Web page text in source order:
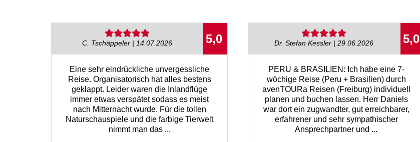
5,0
C. Tschäppeler | 14.07.2026
Eine sehr eindrückliche unvergessliche
Reise. Organisatorisch hat alles bestens
geklappt. Leider waren die Inlandflüge
immer etwas verspätet sodass es meist
nach Mitternacht wurde. Für die tollen
Naturschauspiele und die farbige Tierwelt
nimmt man das ...
5,0
Dr. Stefan Kessler | 29.06.2026
PERU & BRASILIEN: Ich habe eine 7-
wöchige Reise (Peru + Brasilien) durch
avenTOURa Reisen (Freiburg) individuell
planen und buchen lassen. Herr Daniels
war dort ein zugwandter, gut erreichbarer,
erfahrener und sehr sympathischer
Ansprechpartner und ...